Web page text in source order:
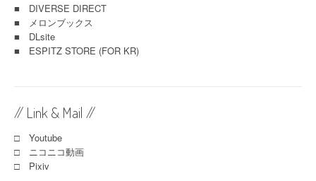
■ DIVERSE DIRECT
■
メロンブックス
■ DLsite
■ ESPITZ STORE (FOR KR)
// Link & Mail //
□ Youtube
□ ニコニコ動画
□ Pixiv